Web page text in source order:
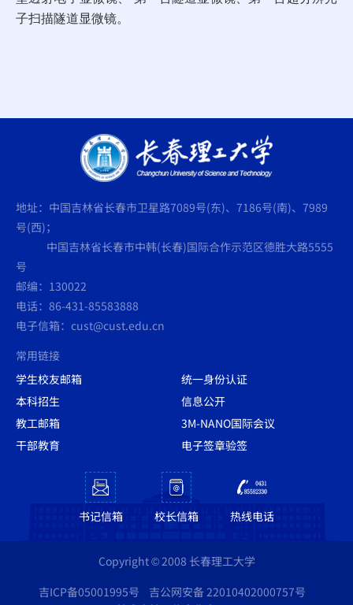
子扫描隧道显微镜。
地址：中国吉林省长春市卫星路7089号(东)、7186号(南)、7989
号(西)；
中国吉林省长春市中韩(长春)国际合作示范区德胜大路5555
号
邮编：130022
电话：86-431-85583888
电子信箱：cust@cust.edu.cn
常用链接
学生校友邮箱
统一身份认证
本科招生
信息公开
教工邮箱
3M-NANO国际会议
干部教育
电子签章验签
书记信箱 校长信箱 热线电话
Copyright © 2008 长春理工大学
吉ICP备05001995号
吉公网安备 22010402000757号